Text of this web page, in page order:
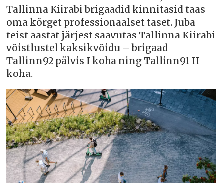
Tallinna Kiirabi brigaadid kinnitasid taas
oma kõrget professionaalset taset. Juba
teist aastat järjest saavutas Tallinna Kiirabi
võistlustel kaksikvõidu – brigaad
Tallinn92 pälvis I koha ning Tallinn91 II
koha.